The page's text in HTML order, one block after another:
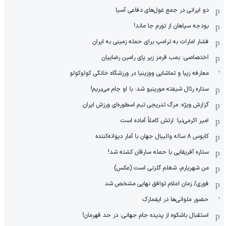
دو ایرانی در جمع غول‌های دفاعی آسیا
بودجه سپاهان از تورم جا ماند!
فشار امارات به ترامپ برای حمله زمینی به ایران
اختصاصی: بمب قرمز زیر پای رامین رضاییان
معارفه زیبا و تماشایی ووزینیا در ورزشگاه خانگی کولوکولو
ستاره رئال شیفته مورینیو شد: با او جام می‌بریم!
گزارش ویژه: مرگ تدریجی تیم اسطوره‌ای ورزش ایران
امیر اکرمی‌نیا: ارتش کاملاً آماده است
کابوس ۸ ساله والیبال جهان با آمار دیوانه‌کننده
ستاره آفریقایی با حمله سارقان کشته شد!
من شهریارم، شغلم گلزنی است (عکس)
فوری/ زمان اعلام توافق نهایی مشخص شد
حضور ملوانی‌ها در ایفمارک
استقبال باشکوه از پدیده جام جهانی: در حد قهرمان!